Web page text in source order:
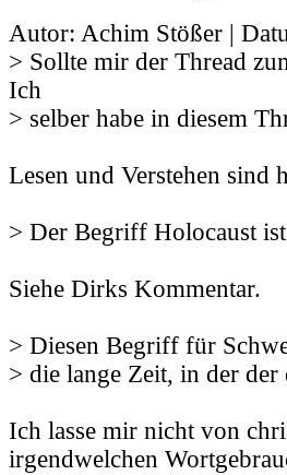
Autor: Achim Stößer |
> Sollte mir der Thread
Ich
> selber habe in diesem
Lesen und Verstehen sind
> Der Begriff Holocaust
Siehe Dirks Kommentar.
> Diesen Begriff für
> die lange Zeit, in der
Ich lasse mir nicht von
irgendwelchen